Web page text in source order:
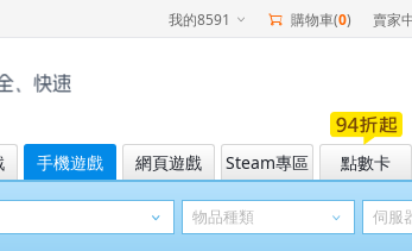
我的8591 購物車(0) 賣家
手機遊戲 網頁遊戲 Steam專區 點數卡